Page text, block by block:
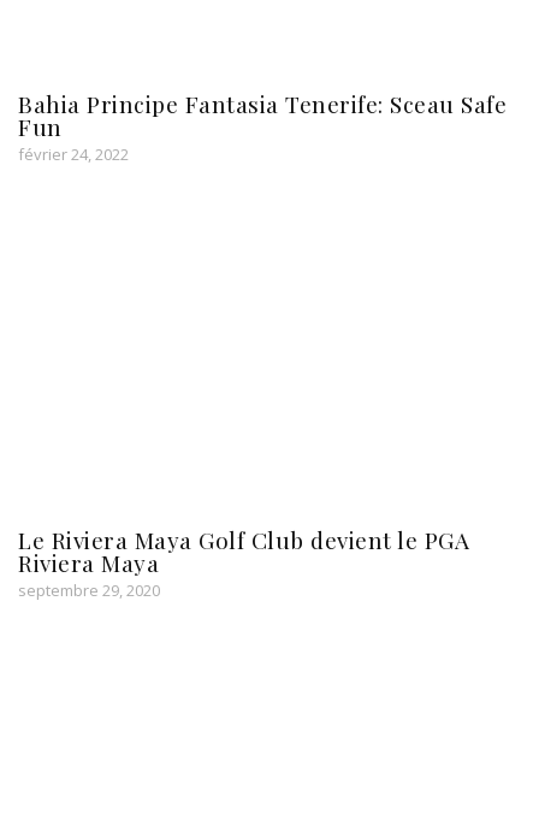
Bahia Principe Fantasia Tenerife: Sceau Safe
Fun
février 24, 2022
Le Riviera Maya Golf Club devient le PGA
Riviera Maya
septembre 29, 2020